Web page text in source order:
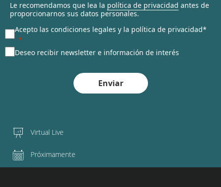
Le recomendamos que lea la política de privacidad antes de
proporcionarnos sus datos personales.
Acepto las condiciones legales y la política de privacidad*
Deseo recibir newsletter e información de interés
Enviar
Virtual Live
Próximamente